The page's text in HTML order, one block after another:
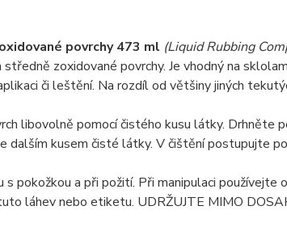
povrchy 473 ml (Liquid Rubbing
zoxidované povrchy. Je vhodný na
či leštění. Na rozdíl od většiny jiných
libovolně pomocí čistého kusu látky. Drhněte
kusem čisté látky. V čištění postupujte
pokožkou a při požití. Při manipulaci používejte
láhev nebo etiketu. UDRŽUJTE MIMO